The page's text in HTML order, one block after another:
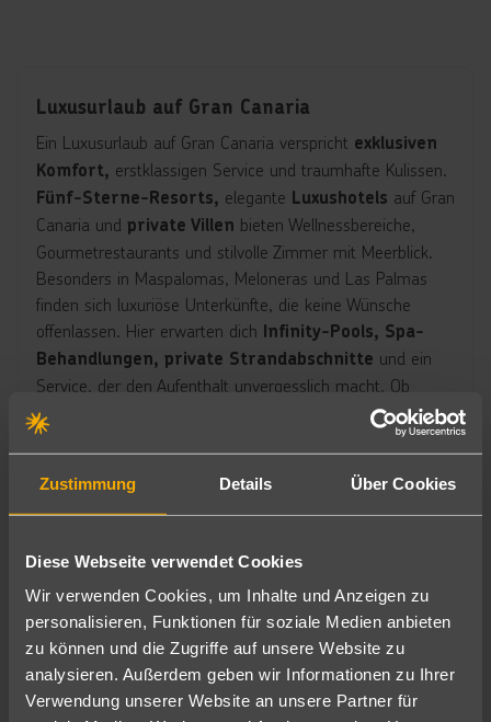
Zustimmung Details Über Cookies
Diese Webseite verwendet Cookies
Wir verwenden Cookies, um Inhalte und Anzeigen zu
personalisieren, Funktionen für soziale Medien anbieten
zu können und die Zugriffe auf unsere Website zu
analysieren. Außerdem geben wir Informationen zu Ihrer
Verwendung unserer Website an unsere Partner für
Luxusurlaub auf Gran Canaria
Ein Luxusurlaub auf Gran Canaria verspricht exklusiven
Komfort, erstklassigen Service und traumhafte Kulissen.
Fünf-Sterne-Resorts, elegante Luxushotels auf Gran
Canaria und private Villen bieten Wellnessbereiche,
Gourmetrestaurants und stilvolle Zimmer mit Meerblick.
Besonders in Maspalomas, Meloneras und Las Palmas
finden sich luxuriöse Unterkünfte, die keine Wünsche
offenlassen. Hier erwarten dich Infinity-Pools, Spa-
Behandlungen, private Strandabschnitte und ein
Service, der den Aufenthalt unvergesslich macht. Ob
romantische Auszeit zu zweit oder exklusiver Urlaub mit
der Familie – Gran Canaria zeigt sich von seiner
Die schönsten Urlaubsorte auf Gran Canaria
Gran Canaria begeistert nicht nur mit traumhaften Stränden
und abwechslungsreicher Natur, sondern auch mit charmanten